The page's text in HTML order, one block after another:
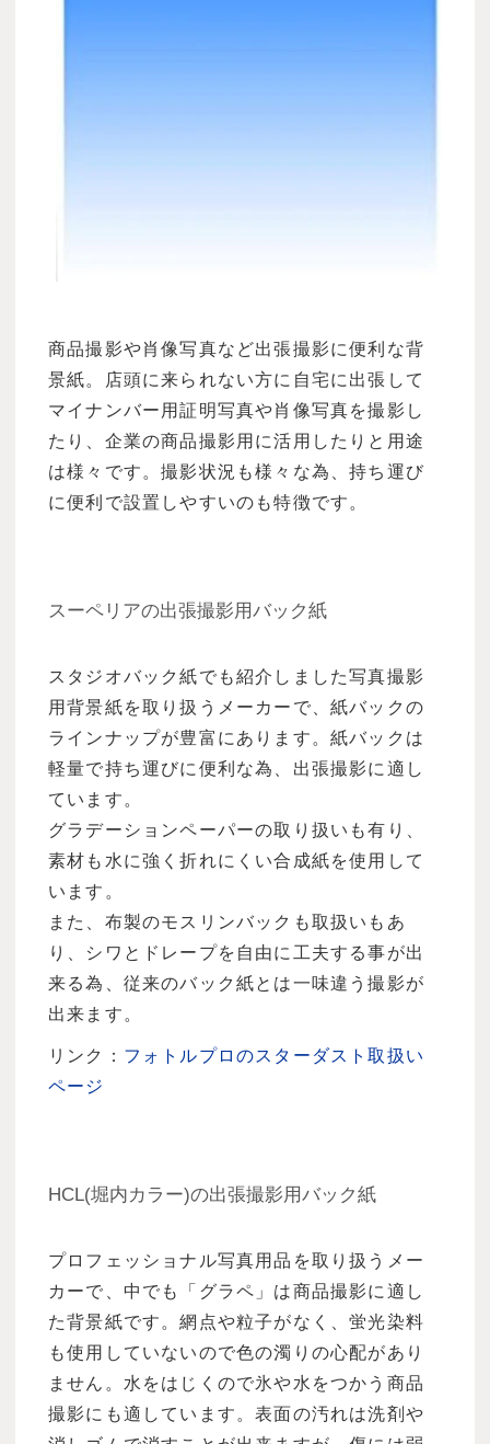
商品撮影や肖像写真など出張撮影に便利な背
景紙。店頭に来られない方に自宅に出張して
マイナンバー用証明写真や肖像写真を撮影し
たり、企業の商品撮影用に活用したりと用途
は様々です。撮影状況も様々な為、持ち運び
に便利で設置しやすいのも特徴です。
スーペリアの出張撮影用バック紙
スタジオバック紙でも紹介しました写真撮影
用背景紙を取り扱うメーカーで、紙バックの
ラインナップが豊富にあります。紙バックは
軽量で持ち運びに便利な為、出張撮影に適し
ています。
グラデーションペーパーの取り扱いも有り、
素材も水に強く折れにくい合成紙を使用して
います。
また、布製のモスリンバックも取扱いもあ
り、シワとドレープを自由に工夫する事が出
来る為、従来のバック紙とは一味違う撮影が
出来ます。
リンク： フォトルプロのスターダスト取扱い
ページ
HCL(堀内カラー)の出張撮影用バック紙
プロフェッショナル写真用品を取り扱うメー
カーで、中でも「グラペ」は商品撮影に適し
た背景紙です。網点や粒子がなく、蛍光染料
も使用していないので色の濁りの心配があり
ません。水をはじくので氷や水をつかう商品
撮影にも適しています。表面の汚れは洗剤や